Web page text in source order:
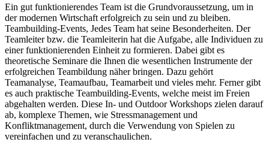
Ein gut funktionierendes Team ist die Grundvoraussetzung, um in
der modernen Wirtschaft erfolgreich zu sein und zu bleiben.
Teambuilding-Events, Jedes Team hat seine Besonderheiten. Der
Teamleiter bzw. die Teamleiterin hat die Aufgabe, alle Individuen zu
einer funktionierenden Einheit zu formieren. Dabei gibt es
theoretische Seminare die Ihnen die wesentlichen Instrumente der
erfolgreichen Teambildung näher bringen. Dazu gehört
Teamanalyse, Teamaufbau, Teamarbeit und vieles mehr. Ferner gibt
es auch praktische Teambuilding-Events, welche meist im Freien
abgehalten werden. Diese In- und Outdoor Workshops zielen darauf
ab, komplexe Themen, wie Stressmanagement und
Konfliktmanagement, durch die Verwendung von Spielen zu
vereinfachen und zu veranschaulichen.